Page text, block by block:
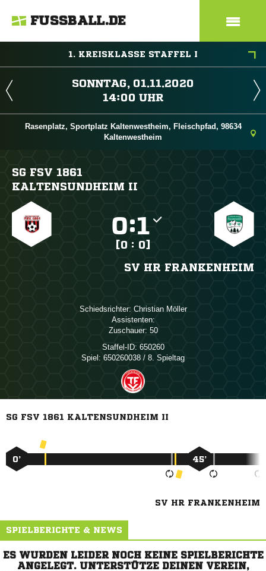
FUSSBALL.DE
1. KREISKLASSE STAFFEL I
 
 
Rasenplatz, Sportplatz Kaltenwestheim, Fleischpfad, 98634
Kaltenwestheim
SG FSV 1861
KALTENSUNDHEIM II
:
[0 : 0]
SV HR FRANKENHEIM
Schiedsrichter:  
Assistenten:
Zuschauer: 50
Staffel-ID: 650260
Spiel: 650260038 / 8. Spieltag
SG FSV 1861 KALTENSUNDHEIM II
0’ 45’
SV HR FRANKENHEIM
SPIELBERICHTE & NEWS
ES WURDEN LEIDER NOCH KEINE SPIELBERICHTE
ANGELEGT. UNTERSTÜTZE DEINEN VEREIN,